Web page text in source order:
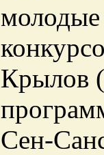
Крылов
Сен-